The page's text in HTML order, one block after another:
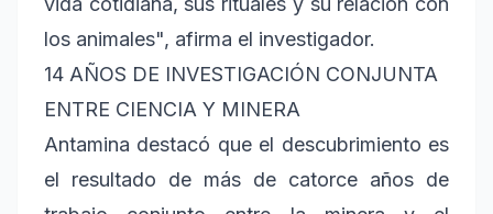
los animales", afirma el investigador.
14 AÑOS DE INVESTIGACIÓN CONJUNTA
ENTRE CIENCIA Y MINERA
Antamina destacó que el descubrimiento es
el resultado de más de catorce años de